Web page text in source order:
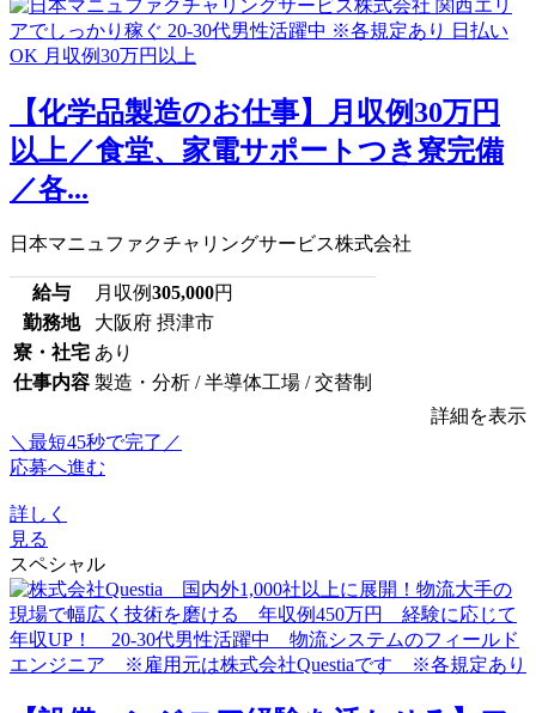
【化学品製造のお仕事】月収例30万円
以上／食堂、家電サポートつき寮完備
／各...
日本マニュファクチャリングサービス株式会社
給与 月収例305,000円
勤務地
大阪府 摂津市
寮・社宅 あり
仕事内容 製造・分析 / 半導体工場 / 交替制
詳細を表示
＼最短45秒で完了／
応募へ進む
詳しく
見る
スペシャル